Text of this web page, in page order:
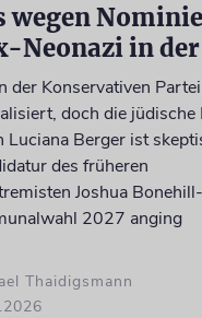
wegen
Neonazi in
der Konservativen
doch die jüdische
Luciana Berger ist
des früheren
Joshua
2027 anging
Thaidigsmann